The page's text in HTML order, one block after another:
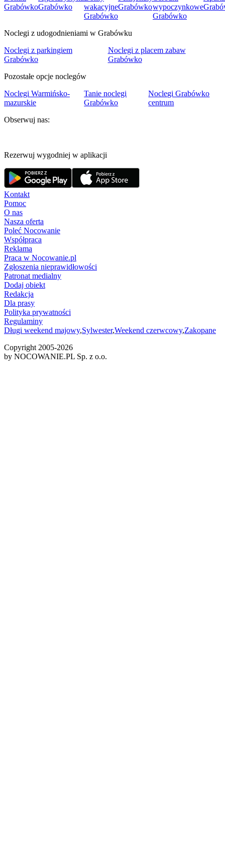
GrabówkoGrabówko
wakacyjne
Grabówko
Grabówkowypoczynkowe
Grabówko
Noclegi z udogodnieniami w Grabówku
Noclegi z parkingiem
Grabówko
Noclegi z placem zabaw
Grabówko
Pozostałe opcje noclegów
Noclegi Warmińsko-
mazurskie
Tanie noclegi
Grabówko
Noclegi Grabówko
centrum
Obserwuj nas:
Rezerwuj wygodniej w aplikacji
Kontakt
Pomoc
O nas
Nasza oferta
Poleć Nocowanie
Współpraca
Reklama
Praca w Nocowanie.pl
Zgłoszenia nieprawidłowości
Patronat medialny
Dodaj obiekt
Redakcja
Dla prasy
Polityka prywatności
Regulaminy
Długi weekend majowy,Sylwester,Weekend czerwcowy,Zakopane
Copyright 2005-2026
by NOCOWANIE.PL Sp. z o.o.